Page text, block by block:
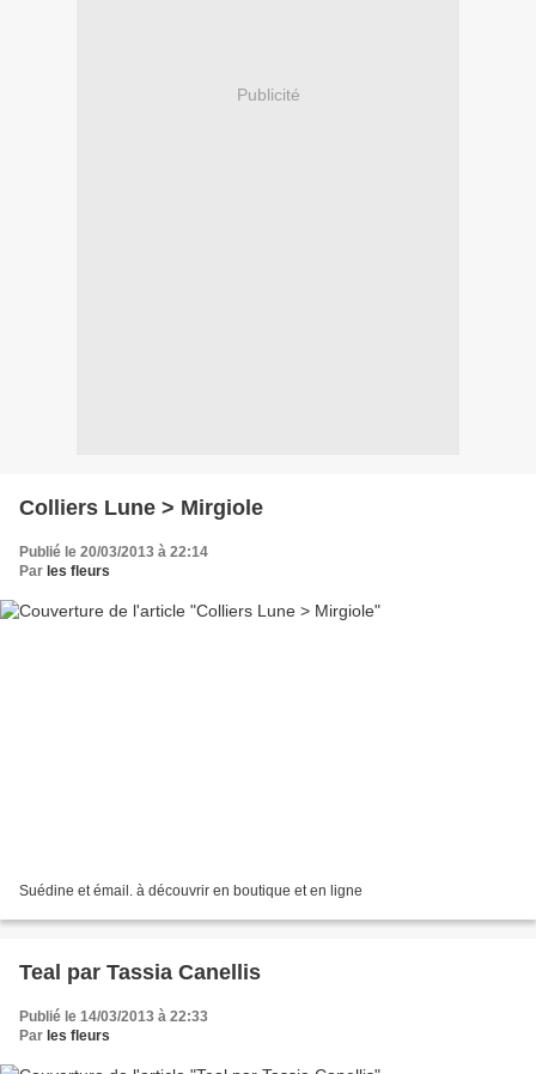
Publicité
Colliers Lune > Mirgiole
Publié le 20/03/2013 à 22:14
Par les fleurs
Suédine et émail. à découvrir en boutique et en ligne
Teal par Tassia Canellis
Publié le 14/03/2013 à 22:33
Par les fleurs